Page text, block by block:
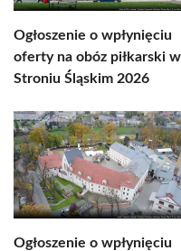
Ogłoszenie o wpłynięciu
oferty na obóz piłkarski w
Stroniu Śląskim 2026
Ogłoszenie o wpłynięciu